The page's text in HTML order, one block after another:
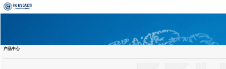
产品中心